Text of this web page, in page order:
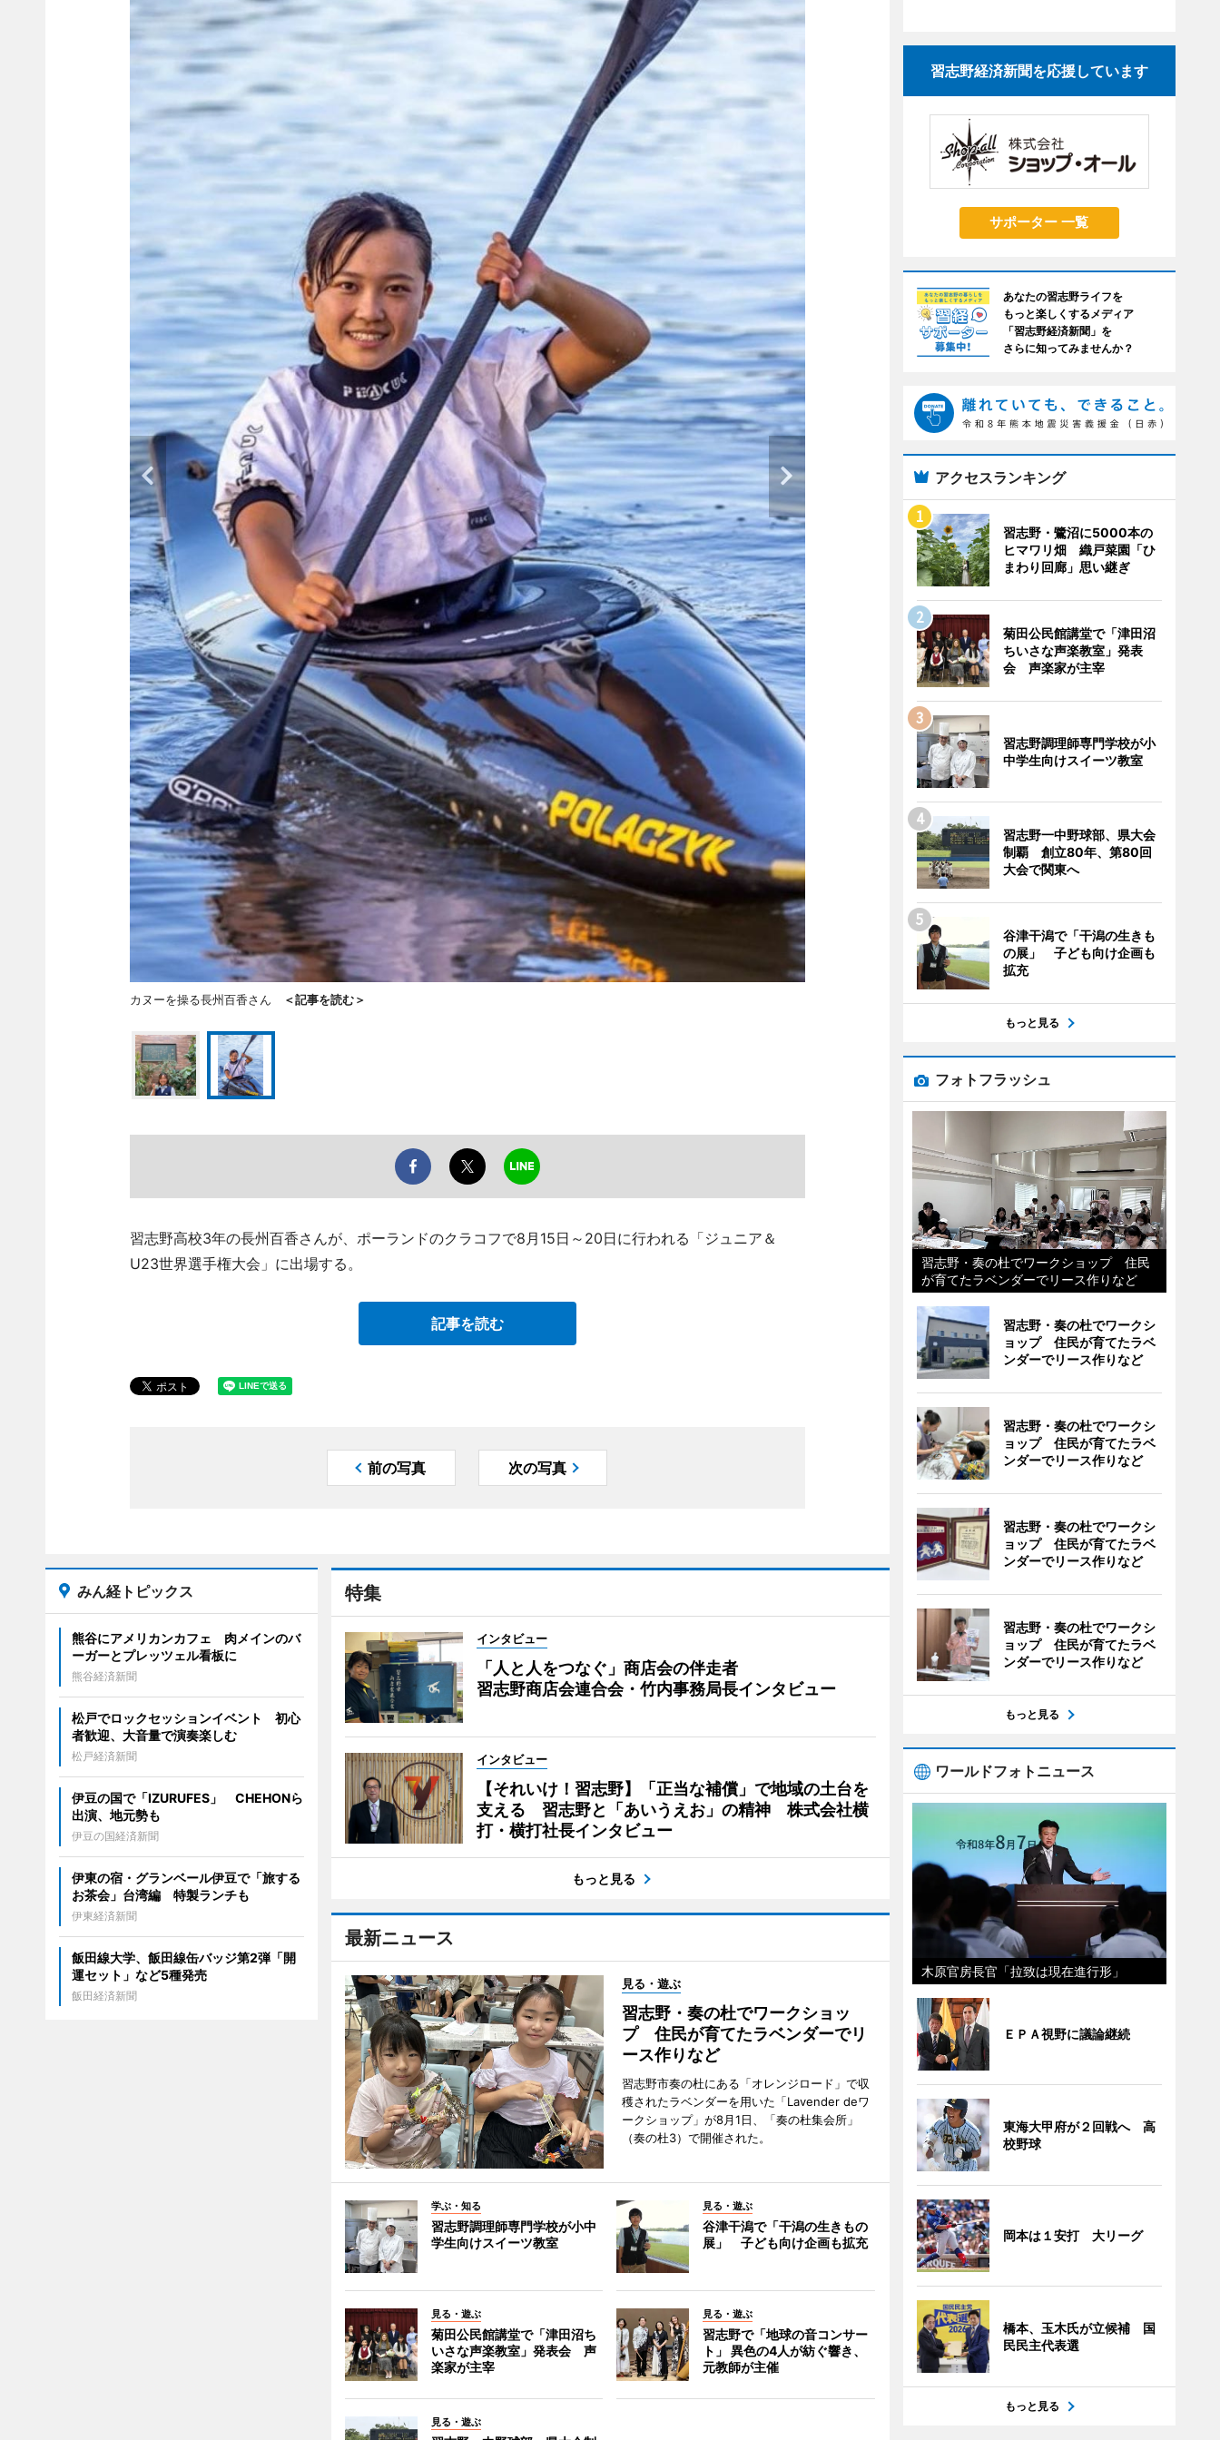
カヌーを操る長州百香さん ＜記事を読む＞
習志野高校3年の長州百香さんが、ポーランドのクラコフで8月15日～20日に行われる「ジュニア＆
U23世界選手権大会」に出場する。
記事を読む
前の写真 次の写真
特集
インタビュー
「人と人をつなぐ」商店会の伴走者
習志野商店会連合会・竹内事務局長インタビュー
インタビュー
【それいけ！習志野】「正当な補償」で地域の土台を
支える 習志野と「あいうえお」の精神 株式会社横
打・横打社長インタビュー
もっと見る
最新ニュース
見る・遊ぶ
習志野・奏の杜でワークショッ
プ 住民が育てたラベンダーでリ
ース作りなど
習志野市奏の杜にある「オレンジロード」で収
穫されたラベンダーを用いた「Lavender deワ
ークショップ」が8月1日、「奏の杜集会所」
（奏の杜3）で開催された。
学ぶ・知る
習志野調理師専門学校が小中
学生向けスイーツ教室
見る・遊ぶ
谷津干潟で「干潟の生きもの
展」 子ども向け企画も拡充
見る・遊ぶ
菊田公民館講堂で「津田沼ち
いさな声楽教室」発表会 声
楽家が主宰
見る・遊ぶ
習志野で「地球の音コンサー
ト」 異色の4人が紡ぐ響き、
元教師が主催
見る・遊ぶ
みん経トピックス
熊谷にアメリカンカフェ 肉メインのバ
ーガーとプレッツェル看板に
熊谷経済新聞
松戸でロックセッションイベント 初心
者歓迎、大音量で演奏楽しむ
松戸経済新聞
伊豆の国で「IZURUFES」 CHEHONら
出演、地元勢も
伊豆の国経済新聞
伊東の宿・グランベール伊豆で「旅する
お茶会」台湾編 特製ランチも
伊東経済新聞
飯田線大学、飯田線缶バッジ第2弾「開
運セット」など5種発売
飯田経済新聞
習志野経済新聞を応援しています
サポーター 一覧
あなたの習志野ライフを
もっと楽しくするメディア
「習志野経済新聞」を
さらに知ってみませんか？
アクセスランキング
習志野・鷺沼に5000本の
ヒマワリ畑 織戸菜園「ひ
まわり回廊」思い継ぎ
菊田公民館講堂で「津田沼
ちいさな声楽教室」発表
会 声楽家が主宰
習志野調理師専門学校が小
中学生向けスイーツ教室
習志野一中野球部、県大会
制覇 創立80年、第80回
大会で関東へ
谷津干潟で「干潟の生きも
の展」 子ども向け企画も
拡充
もっと見る
フォトフラッシュ
習志野・奏の杜でワークショップ 住民
が育てたラベンダーでリース作りなど
習志野・奏の杜でワークシ
ョップ 住民が育てたラベ
ンダーでリース作りなど
習志野・奏の杜でワークシ
ョップ 住民が育てたラベ
ンダーでリース作りなど
習志野・奏の杜でワークシ
ョップ 住民が育てたラベ
ンダーでリース作りなど
習志野・奏の杜でワークシ
ョップ 住民が育てたラベ
ンダーでリース作りなど
もっと見る
ワールドフォトニュース
木原官房長官「拉致は現在進行形」
ＥＰＡ視野に議論継続
東海大甲府が２回戦へ 高
校野球
岡本は１安打 大リーグ
橋本、玉木氏が立候補 国
民民主代表選
もっと見る